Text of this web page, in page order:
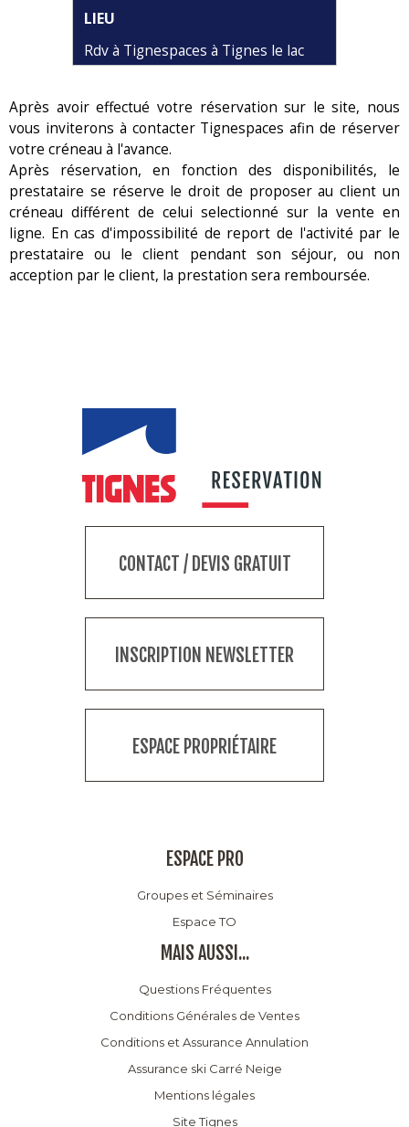
LIEU
Rdv à Tignespaces à Tignes le lac
Après avoir effectué votre réservation sur le site, nous
vous inviterons à contacter Tignespaces afin de réserver
votre créneau à l'avance.
Après réservation, en fonction des disponibilités, le
prestataire se réserve le droit de proposer au client un
créneau différent de celui selectionné sur la vente en
ligne. En cas d'impossibilité de report de l'activité par le
prestataire ou le client pendant son séjour, ou non
acception par le client, la prestation sera remboursée.
CONTACT / DEVIS GRATUIT
INSCRIPTION NEWSLETTER
ESPACE PROPRIÉTAIRE
ESPACE PRO
Groupes et Séminaires
Espace TO
MAIS AUSSI...
Questions Fréquentes
Conditions Générales de Ventes
Conditions et Assurance Annulation
Assurance ski Carré Neige
Mentions légales
Site Tignes